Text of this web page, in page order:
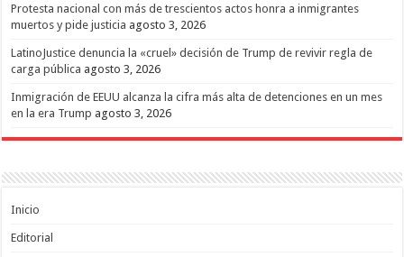
Protesta nacional con más de trescientos actos honra a inmigrantes
muertos y pide justicia agosto 3, 2026
LatinoJustice denuncia la «cruel» decisión de Trump de revivir regla de
carga pública agosto 3, 2026
Inmigración de EEUU alcanza la cifra más alta de detenciones en un mes
en la era Trump agosto 3, 2026
Inicio
Editorial